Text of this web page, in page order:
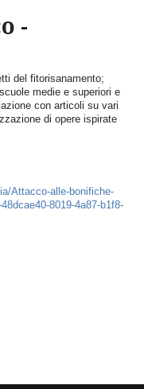
-
del fitorisanamento;
medie e superiori e
con articoli su vari
di opere ispirate
Attacco-alle-bonifiche-
8019-4a87-b1f8-